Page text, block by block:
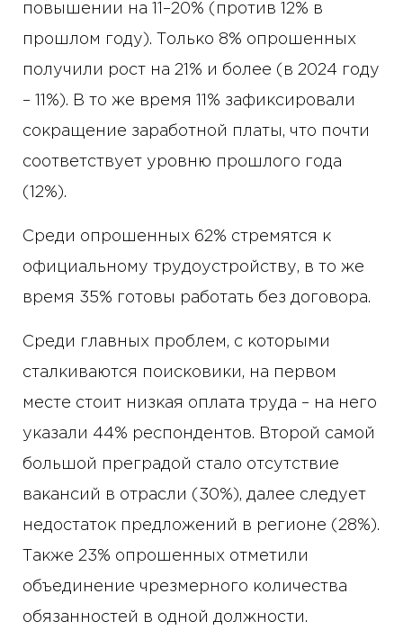
повышении на 11–20% (против 12% в
прошлом году). Только 8% опрошенных
получили рост на 21% и более (в 2024 году
– 11%). В то же время 11% зафиксировали
сокращение заработной платы, что почти
соответствует уровню прошлого года
(12%).
Среди опрошенных 62% стремятся к
официальному трудоустройству, в то же
время 35% готовы работать без договора.
Среди главных проблем, с которыми
сталкиваются поисковики, на первом
месте стоит низкая оплата труда – на него
указали 44% респондентов. Второй самой
большой преградой стало отсутствие
вакансий в отрасли (30%), далее следует
недостаток предложений в регионе (28%).
Также 23% опрошенных отметили
объединение чрезмерного количества
обязанностей в одной должности.